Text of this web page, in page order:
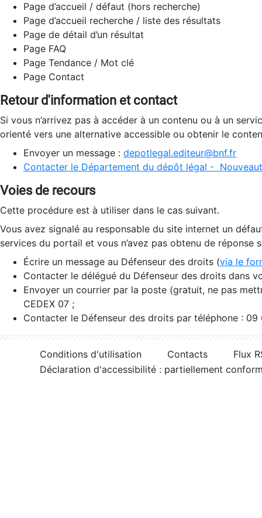
Page d’accueil / défaut (hors recherche)
Page d’accueil recherche / liste des résultats
Page de détail d’un résultat
Page FAQ
Page Tendance / Mot clé
Page Contact
Retour d'information et contact
Si vous n’arrivez pas à accéder à un contenu ou à un
orienté vers une alternative accessible ou obtenir le
Envoyer un message : depotlegal.editeur@bnf.fr
Contacter le Département du dépôt légal -
Voies de recours
Cette procédure est à utiliser dans le cas suivant.
Vous avez signalé au responsable du site internet un
services du portail et vous n’avez pas obtenu de réponse
Écrire un message au Défenseur des droits (via le
Contacter le délégué du Défenseur des droits dans
Envoyer un courrier par la poste (gratuit, ne pas
CEDEX 07 ;
Contacter le Défenseur des droits par téléphone :
Conditions d'utilisation Contacts
Flux
Déclaration d'accessibilité : partiellement